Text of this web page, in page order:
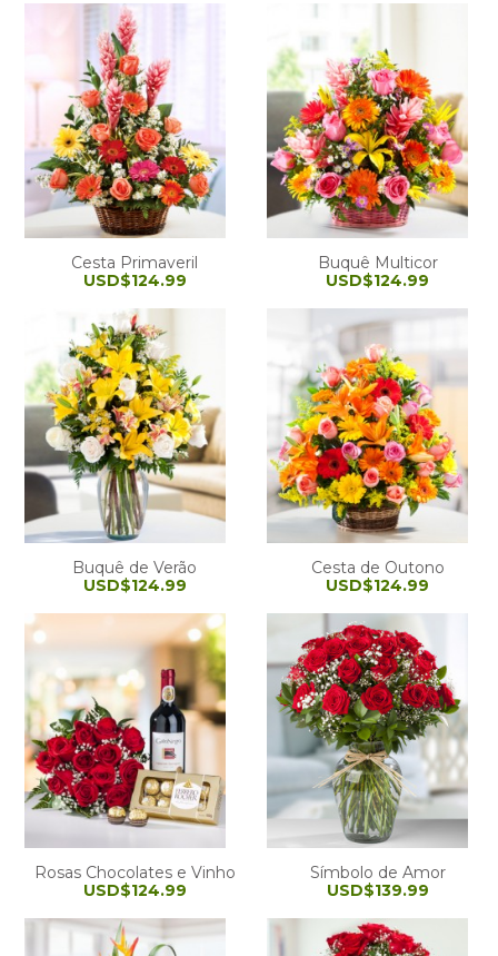
Cesta Primaveril
USD$124.99
Buquê Multicor
USD$124.99
Buquê de Verão
USD$124.99
Cesta de Outono
USD$124.99
Rosas Chocolates e Vinho
USD$124.99
Símbolo de Amor
USD$139.99